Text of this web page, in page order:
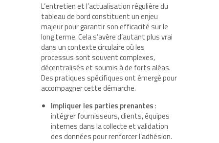
L’entretien et l’actualisation régulière du
tableau de bord constituent un enjeu
majeur pour garantir son efficacité sur le
long terme. Cela s’avère d’autant plus vrai
dans un contexte circulaire où les
processus sont souvent complexes,
décentralisés et soumis à de forts aléas.
Des pratiques spécifiques ont émergé pour
accompagner cette démarche.
Impliquer les parties prenantes:
intégrer fournisseurs, clients, équipes
internes dans la collecte et validation
des données pour renforcer l’adhésion.